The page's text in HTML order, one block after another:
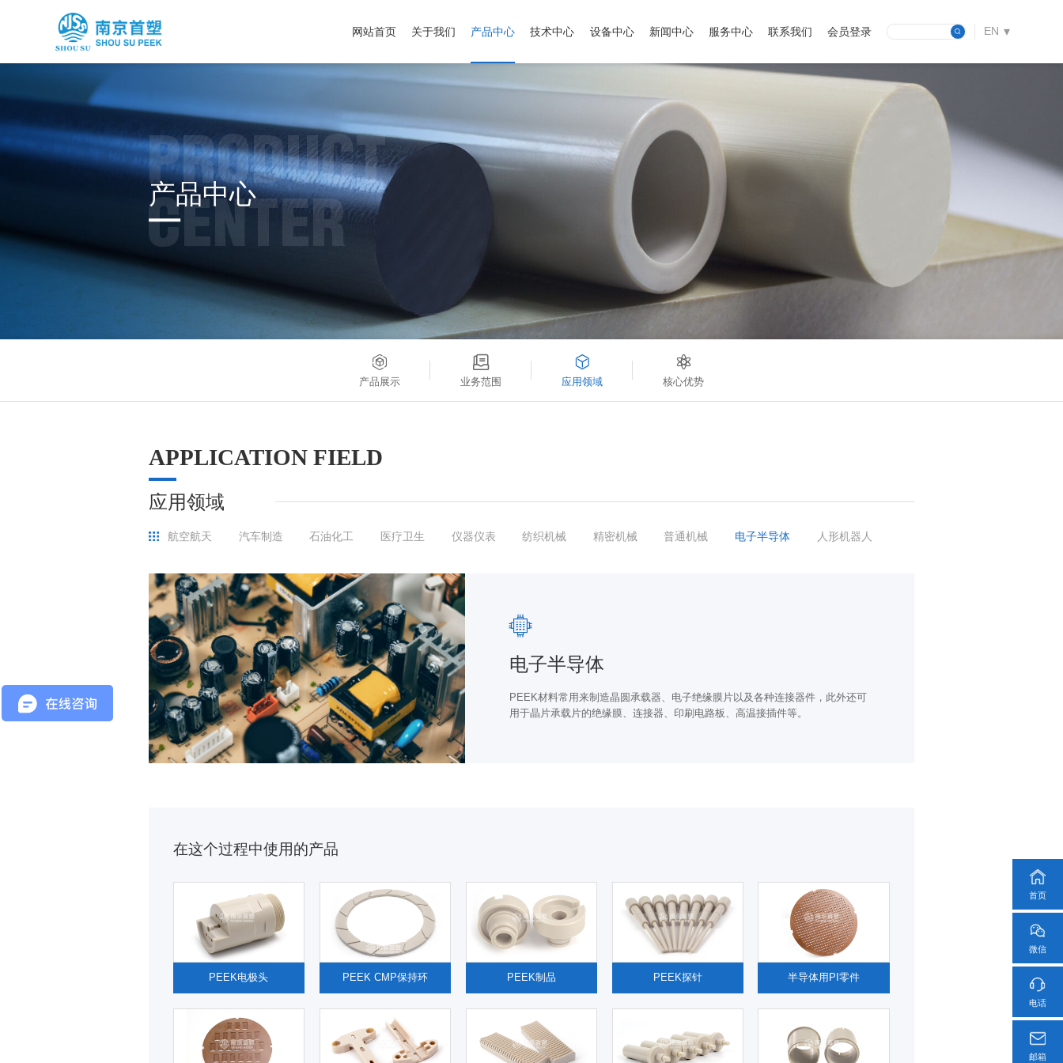
EN
网站首页 关于我们 产品中心 技术中心 设备中心 新闻中心 服务中心 联系我们 会员登录
PRODUCT
CENTER
产品中心
产品展示 业务范围 应用领域 核心优势
APPLICATION FIELD
应用领域
航空航天 汽车制造 石油化工 医疗卫生 仪器仪表 纺织机械 精密机械 普通机械 电子半导体 人形机器人
电子半导体
PEEK材料常用来制造晶圆承载器、电子绝缘膜片以及各种连接器件，此外还可
用于晶片承载片的绝缘膜、连接器、印刷电路板、高温接插件等。
在这个过程中使用的产品
PEEK电极头 PEEK CMP保持环 PEEK制品 PEEK探针 半导体用PI零件
首页
微信
电话
邮箱